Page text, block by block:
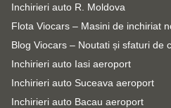
Inchirieri auto R. Moldova
Flota Viocars – Masini de inchiriat
Blog Viocars – Noutati și sfaturi de
Inchirieri auto Iasi aeroport
Inchirieri auto Suceava aeroport
Inchirieri auto Bacau aeroport